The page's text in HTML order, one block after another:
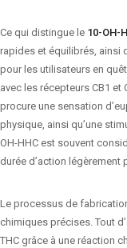
Ce qui distingue le 10-OH-
rapides et équilibrés, ainsi
pour les utilisateurs en
avec les récepteurs CB1
procure une sensation
physique, ainsi qu’une
OH-HHC est souvent
durée d’action
Le processus de
chimiques précises. Tout
THC grâce à une réaction